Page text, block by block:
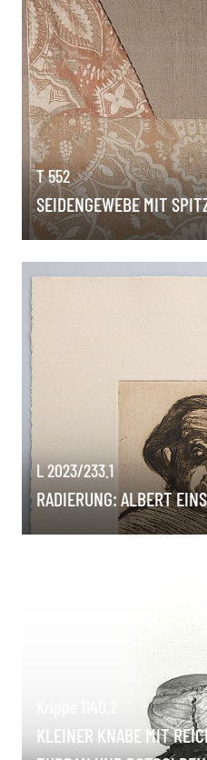
T 552
SEIDENGEWEBE MIT
L 2023/233.1
RADIERUNG: ALBERT
KLEINER KNABE MIT